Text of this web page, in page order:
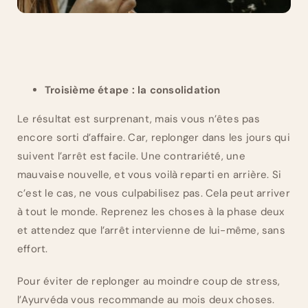
Troisième étape : la consolidation
Le résultat est surprenant, mais vous n’êtes pas
encore sorti d’affaire. Car, replonger dans les jours qui
suivent l’arrêt est facile. Une contrariété, une
mauvaise nouvelle, et vous voilà reparti en arrière. Si
c’est le cas, ne vous culpabilisez pas. Cela peut arriver
à tout le monde. Reprenez les choses à la phase deux
et attendez que l’arrêt intervienne de lui-même, sans
effort.
Pour éviter de replonger au moindre coup de stress,
l’Ayurvéda vous recommande au mois deux choses.